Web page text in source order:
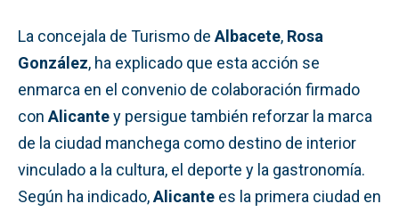
La concejala de Turismo de Albacete, Rosa
González, ha explicado que esta acción se
enmarca en el convenio de colaboración firmado
con Alicantey persigue también reforzar la marca
de la ciudad manchega como destino de interior
vinculado a la cultura, el deporte y la gastronomía.
Según ha indicado,Alicante es la primera ciudad en